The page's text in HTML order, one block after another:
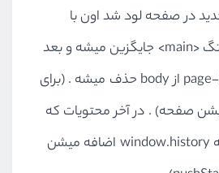
در صفحه لود شد اون با
محتویات قدیمی در تگ <main> جایگزین میشه و بعد
کلاس .page-is-changing از body حذف میشه . (برای
صفحه) . در آخر محتویات که
تازه لود شده بودن به window.history اضافه میشن